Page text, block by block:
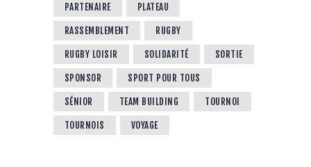
PARTENAIRE PLATEAU
RASSEMBLEMENT RUGBY
RUGBY LOISIR SOLIDARITÉ SORTIE
SPONSOR SPORT POUR TOUS
SÉNIOR TEAM BUILDING TOURNOI
TOURNOIS VOYAGE